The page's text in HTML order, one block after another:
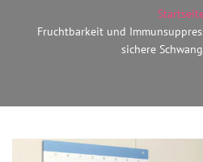
Fruchtbarkeit und
sichere